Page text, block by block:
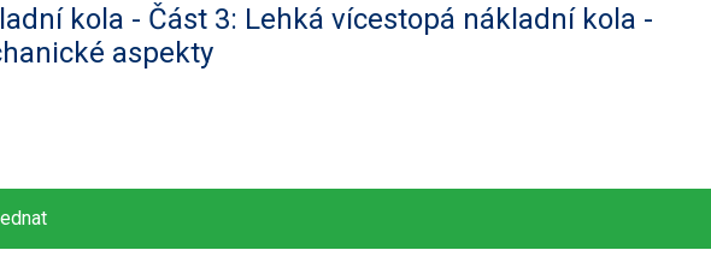
kola - Část 3: Lehká vícestopá nákladní kola -
aspekty